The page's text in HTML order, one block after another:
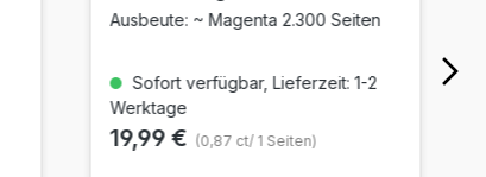
Ausbeute: ~ Magenta 2.300 Seiten
Sofort verfügbar, Lieferzeit: 1-2
Werktage
19,99 € (0,87 ct/ 1 Seiten)